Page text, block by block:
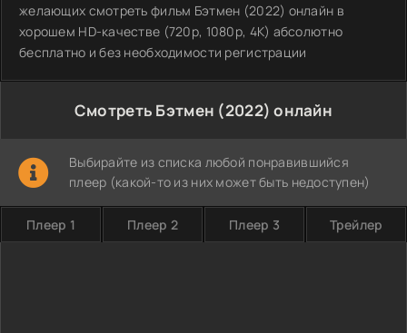
желающих смотреть фильм Бэтмен (2022) онлайн в
хорошем HD-качестве (720p, 1080p, 4K) абсолютно
бесплатно и без необходимости регистрации
Смотреть Бэтмен (2022) онлайн
Выбирайте из списка любой понравившийся
плеер (какой-то из них может быть недоступен)
Плеер 1 Плеер 2 Плеер 3 Трейлер